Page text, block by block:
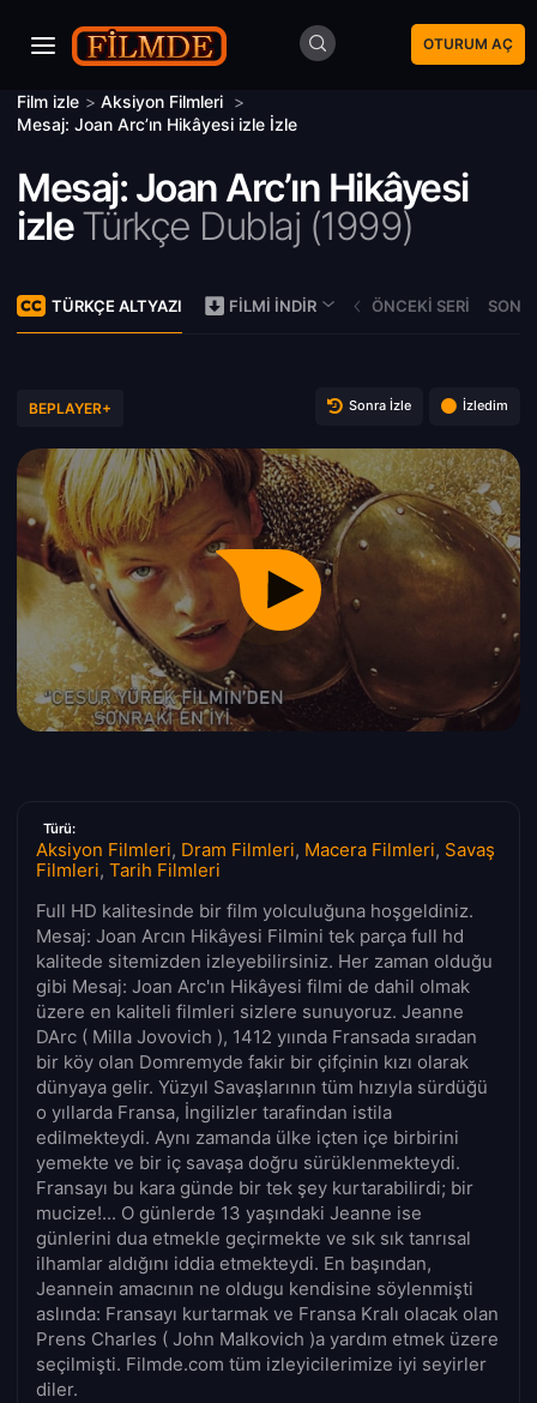
OTURUM AÇ
Film izle > Aksiyon Filmleri >
Mesaj: Joan Arc’ın Hikâyesi izle İzle
Mesaj: Joan Arc’ın Hikâyesi
izleTürkçe Dublaj (1999)
TÜRKÇE ALTYAZI FILMI İNDIR ÖNCEKI SERI
BEPLAYER+ Sonra İzle İzledim
Türü:
Aksiyon Filmleri, Dram Filmleri, Macera Filmleri, Savaş
Filmleri, Tarih Filmleri
Full HD kalitesinde bir film yolculuğuna hoşgeldiniz.
Mesaj: Joan Arcın Hikâyesi Filmini tek parça full hd
kalitede sitemizden izleyebilirsiniz. Her zaman olduğu
gibi Mesaj: Joan Arc'ın Hikâyesi filmi de dahil olmak
üzere en kaliteli filmleri sizlere sunuyoruz. Jeanne
DArc ( Milla Jovovich ), 1412 yıında Fransada sıradan
bir köy olan Domremyde fakir bir çifçinin kızı olarak
dünyaya gelir. Yüzyıl Savaşlarının tüm hızıyla sürdüğü
o yıllarda Fransa, İngilizler tarafindan istila
edilmekteydi. Aynı zamanda ülke içten içe birbirini
yemekte ve bir iç savaşa doğru sürüklenmekteydi.
Fransayı bu kara günde bir tek şey kurtarabilirdi; bir
mucize!... O günlerde 13 yaşındaki Jeanne ise
günlerini dua etmekle geçirmekte ve sık sık tanrısal
ilhamlar aldığını iddia etmekteydi. En başından,
Jeannein amacının ne oldugu kendisine söylenmişti
aslında: Fransayı kurtarmak ve Fransa Kralı olacak olan
Prens Charles ( John Malkovich )a yardım etmek üzere
seçilmişti. Filmde.com tüm izleyicilerimize iyi seyirler
diler.